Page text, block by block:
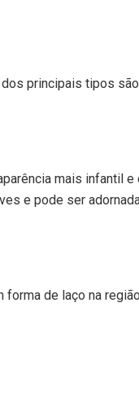
principais tipos
mais infantil
e pode ser
de laço na